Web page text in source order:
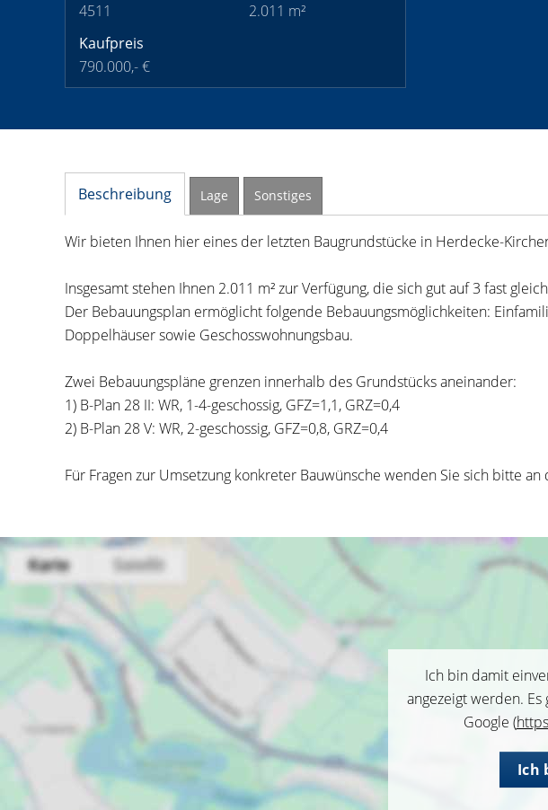
4511
2.011 m²
Kaufpreis
790.000,- €
Beschreibung Lage Sonstiges
Wir bieten Ihnen hier eines der letzten Baugrundstücke in Herdecke-
Insgesamt stehen Ihnen 2.011 m² zur Verfügung, die sich gut auf 3 fast
Der Bebauungsplan ermöglicht folgende Bebauungsmöglichkeiten:
Doppelhäuser sowie Geschosswohnungsbau.
Zwei Bebauungspläne grenzen innerhalb des Grundstücks aneinander:
1) B-Plan 28 II: WR, 1-4-geschossig, GFZ=1,1, GRZ=0,4
2) B-Plan 28 V: WR, 2-geschossig, GFZ=0,8, GRZ=0,4
Für Fragen zur Umsetzung konkreter Bauwünsche wenden Sie sich bitte
Ich bin damit
angezeigt werden.
Google (
Ich